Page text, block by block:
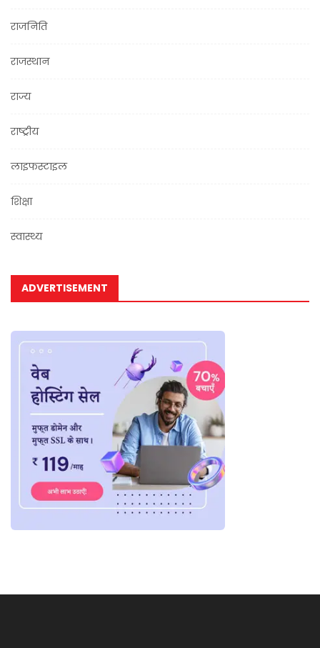
राजनिति
राजस्थान
राज्य
राष्ट्रीय
लाइफस्टाइल
शिक्षा
स्वास्थ्य
ADVERTISEMENT